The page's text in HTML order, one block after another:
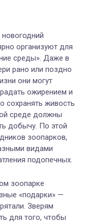
организуют для
среды». Даже в
рано или поздно
они могут
ожирением и
сохранять живость
среде должны
добычу. По этой
зоопарков,
видами
подопечных.
зоопарке
«подарки» —
Зверям
для того, чтобы